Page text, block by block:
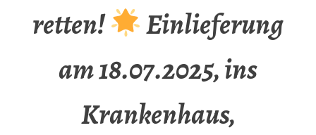
retten!
Einlieferung
am 18.07.2025, ins
Krankenhaus,